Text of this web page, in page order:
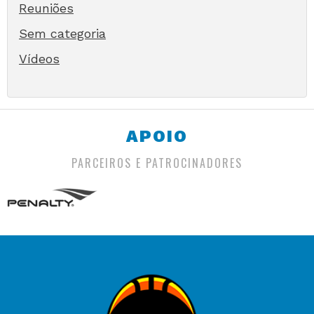
Reuniões
Sem categoria
Vídeos
APOIO
PARCEIROS E PATROCINADORES